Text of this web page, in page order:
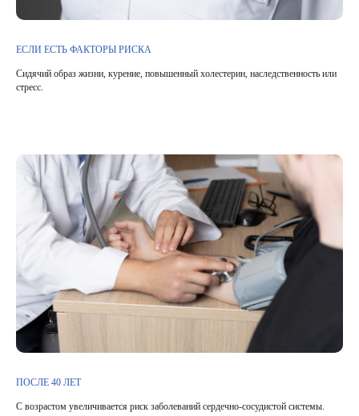
ЕСЛИ ЕСТЬ ФАКТОРЫ РИСКА
Сидячий образ жизни, курение, повышенный холестерин, наследственность или
стресс.
ПОСЛЕ 40 ЛЕТ
С возрастом увеличивается риск заболеваний сердечно-сосудистой системы.